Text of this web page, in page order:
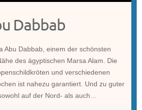
Dabbab
Abu Dabbab, einem der schönsten
des ägyptischen Marsa Alam. Die
und verschiedenen
ist nahezu garantiert. Und zu guter
auf der Nord- als auch…